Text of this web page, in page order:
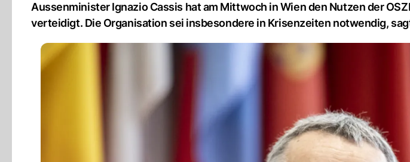
Aussenminister Ignazio Cassis hat am Mittwoch in Wien den Nutzen der
verteidigt. Die Organisation sei insbesondere in Krisenzeiten notwendig,